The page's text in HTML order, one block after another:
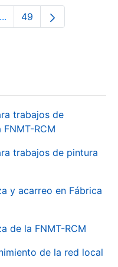
...Páxinas intermedias Use
Páxina
49
trabajos de
RCM
trabajos de pintura
y acarreo en Fábrica
de la FNMT-RCM
de la red local